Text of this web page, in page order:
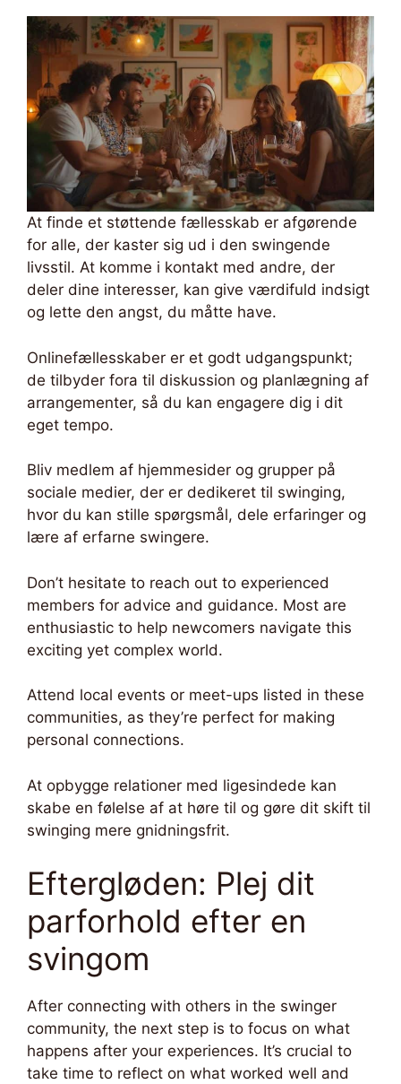
At finde et støttende fællesskab er afgørende
for alle, der kaster sig ud i den swingende
livsstil. At komme i kontakt med andre, der
deler dine interesser, kan give værdifuld indsigt
og lette den angst, du måtte have.
Onlinefællesskaber er et godt udgangspunkt;
de tilbyder fora til diskussion og planlægning af
arrangementer, så du kan engagere dig i dit
eget tempo.
Bliv medlem af hjemmesider og grupper på
sociale medier, der er dedikeret til swinging,
hvor du kan stille spørgsmål, dele erfaringer og
lære af erfarne swingere.
Don’t hesitate to reach out to experienced
members for advice and guidance. Most are
enthusiastic to help newcomers navigate this
exciting yet complex world.
Attend local events or meet-ups listed in these
communities, as they’re perfect for making
personal connections.
At opbygge relationer med ligesindede kan
skabe en følelse af at høre til og gøre dit skift til
swinging mere gnidningsfrit.
Eftergløden: Plej dit
parforhold efter en
svingom
After connecting with others in the swinger
community, the next step is to focus on what
happens after your experiences. It’s crucial to
take time to reflect on what worked well and